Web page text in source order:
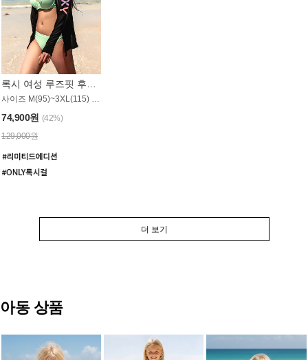
록시 여성 루즈핏 후드 래쉬가드 WT900BRX
사이즈 M(95)~3XL(115) / 롱기장 타입
74,900원 (42%)
129,000원
더 보기
아동 상품